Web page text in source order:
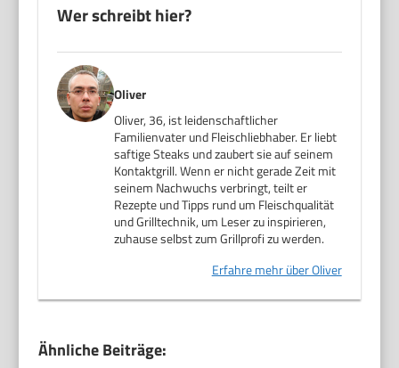
Wer schreibt hier?
Oliver
Oliver, 36, ist leidenschaftlicher
Familienvater und Fleischliebhaber. Er liebt
saftige Steaks und zaubert sie auf seinem
Kontaktgrill. Wenn er nicht gerade Zeit mit
seinem Nachwuchs verbringt, teilt er
Rezepte und Tipps rund um Fleischqualität
und Grilltechnik, um Leser zu inspirieren,
zuhause selbst zum Grillprofi zu werden.
Erfahre mehr über Oliver
Ähnliche Beiträge: